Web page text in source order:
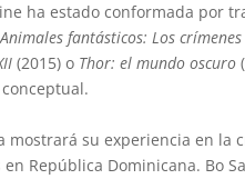
ha estado conformada por
Animales fantásticos: Los
(2015) o Thor: el mundo oscuro
mostrará su experiencia en la
República Dominicana. Bo